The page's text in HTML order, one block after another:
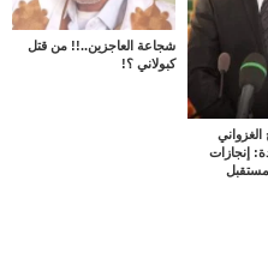
إنجازات
شجاعة العاجزين..!! من قتل
كبولاني ؟!